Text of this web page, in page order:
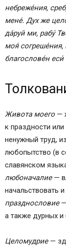
небреже́ния,
мене́. Дух же
да́руй ми, рабу́
моя́ согреше́ния,
благослове́н
Живота моего —
к праздности или
ненужный труд,
любопытство (в
славянском
любоначалие—
начальствовать
празднословие—
а также дурных и
Целомудрие—